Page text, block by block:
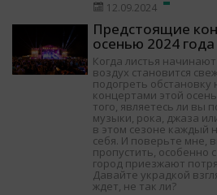
12.09.2024
Предстоящие
осенью 2024 года
Когда листья
воздух становится
подогреть
концертами этой
того, являетесь ли вы
музыки, рока, джаза
в этом сезоне каждый
себя. И поверьте мне,
пропустить, особенно
город приезжают
Давайте украдкой
ждет, не так ли?